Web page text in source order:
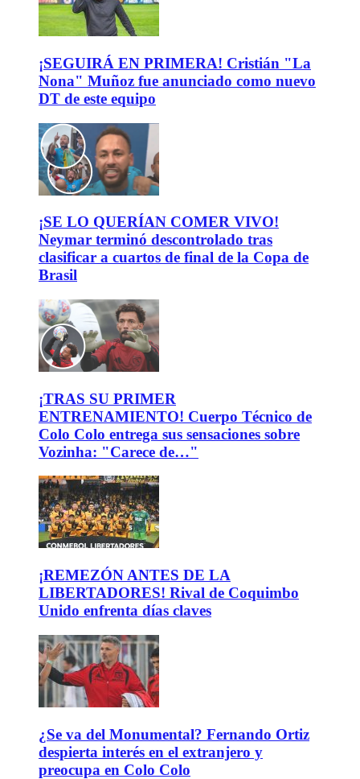
¡SEGUIRÁ EN PRIMERA! Cristián "La
Nona" Muñoz fue anunciado como nuevo
DT de este equipo
¡SE LO QUERÍAN COMER VIVO!
Neymar terminó descontrolado tras
clasificar a cuartos de final de la Copa de
Brasil
¡TRAS SU PRIMER
ENTRENAMIENTO! Cuerpo Técnico de
Colo Colo entrega sus sensaciones sobre
Vozinha: "Carece de…"
¡REMEZÓN ANTES DE LA
LIBERTADORES! Rival de Coquimbo
Unido enfrenta días claves
¿Se va del Monumental? Fernando Ortiz
despierta interés en el extranjero y
preocupa en Colo Colo